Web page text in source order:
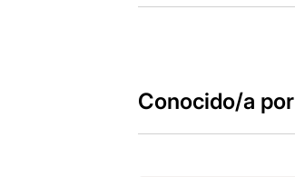
Conocido/a por